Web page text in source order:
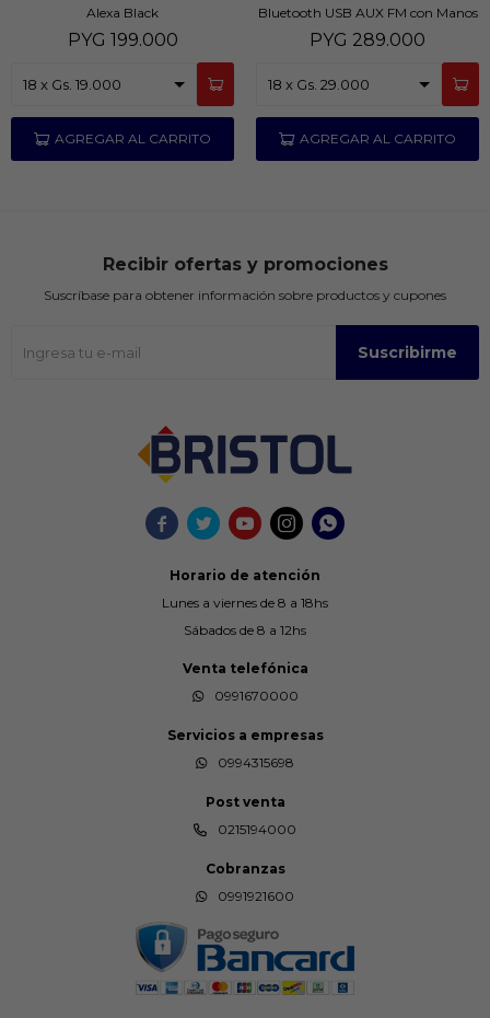
Alexa Black
PYG 199.000
Bluetooth USB AUX FM con Manos
Libres
PYG 289.000
    
Horario de atención
Lunes a viernes de 8 a 18hs
Sábados de 8 a 12hs
Venta telefónica
0991670000
Servicios a empresas
0994315698
Post venta
0215194000
Cobranzas
0991921600
Recibir ofertas y promociones
Suscríbase para obtener información sobre productos y cupones
Suscribirme